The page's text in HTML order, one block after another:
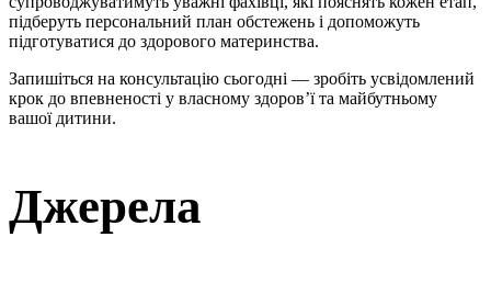
підберуть персональний план обстежень і допоможуть
підготуватися до здорового материнства.
Запишіться на консультацію сьогодні — зробіть усвідомлений
крок до впевненості у власному здоров’ї та майбутньому
вашої дитини.
Джерела